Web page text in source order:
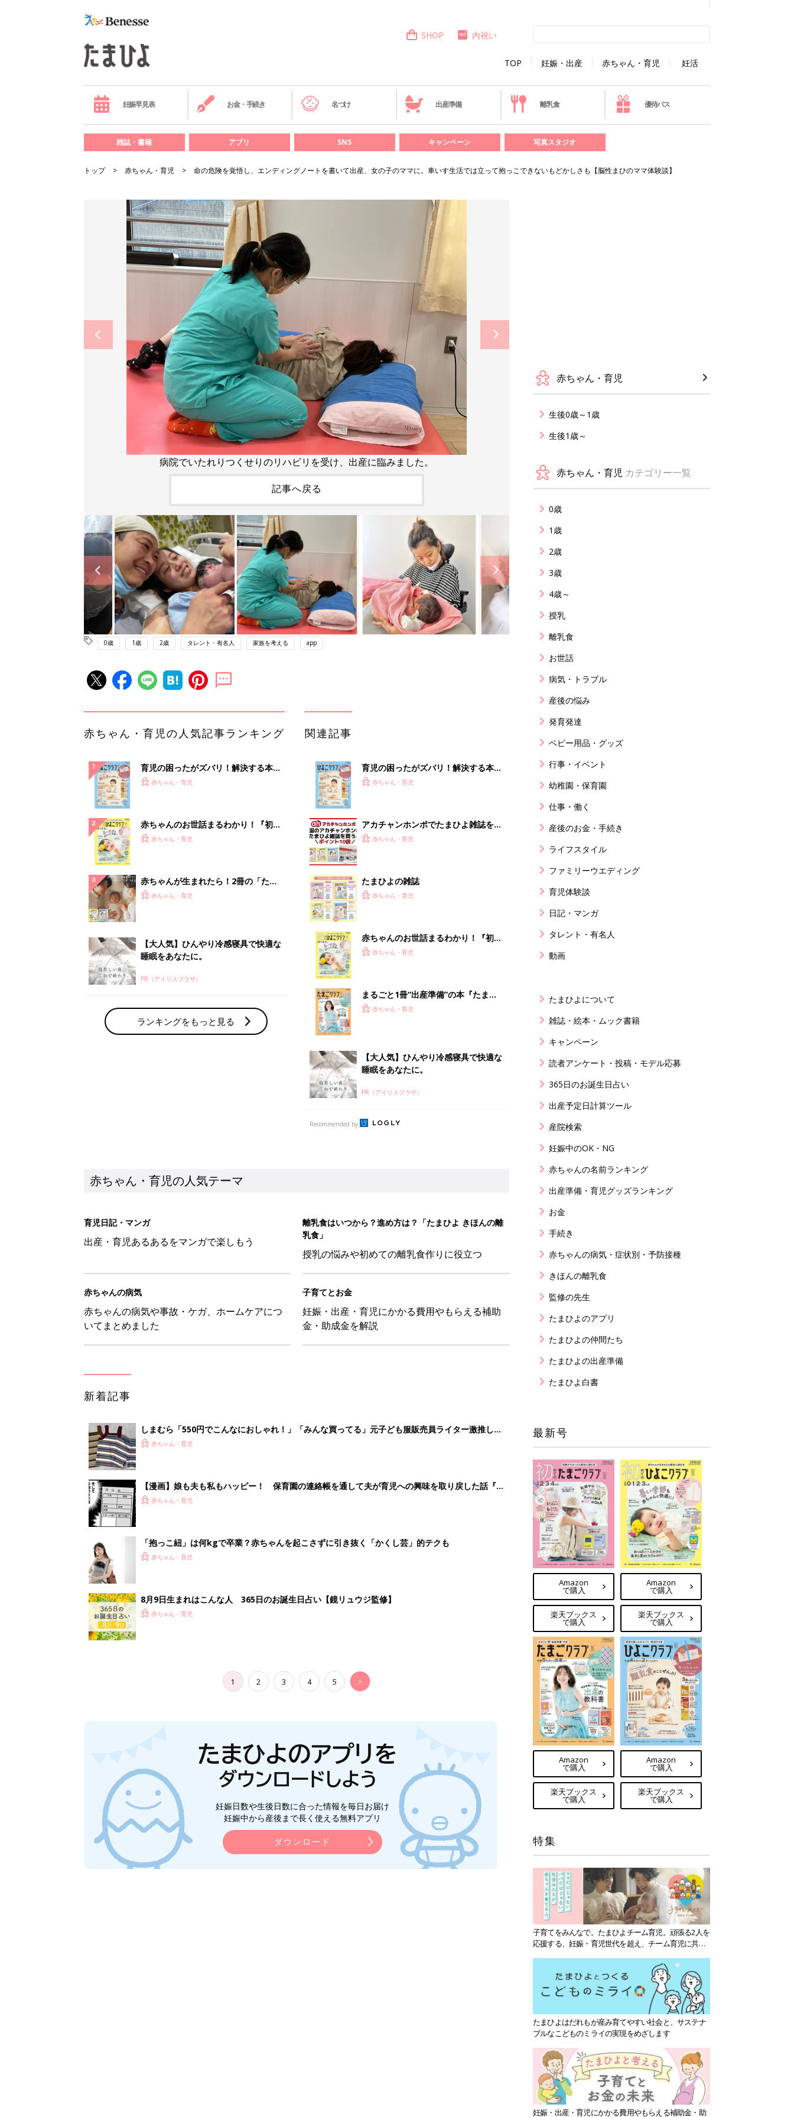
TOP 妊娠・出産 赤ちゃん・育児 妊活
SHOP 内祝い
妊娠早見表 お金・手続き 名づけ 出産準備 離乳食 優待パス
雑誌・書籍 アプリ SNS キャンペーン 写真スタジオ
トップ 赤ちゃん・育児 命の危険を覚悟し、エンディングノートを書いて出産、女の子のママに。車いす生活では立って抱っこできないもどかしさも【脳性まひのママ体験談】
病院でいたれりつくせりのリハビリを受け、出産に臨みました。
記事へ戻る
0歳 1歳 2歳 タレント・有名人 家族を考える app
赤ちゃん・育児の人気記事ランキング
育児の困ったがズバリ！解決する本
『ひよこクラブ 秋号』 4カ月～2才
赤ちゃん・育児
赤ちゃんのお世話まるわかり！『初め
てのひよこクラブ 夏号』〈巻頭大特
赤ちゃん・育児
赤ちゃんが生まれたら！2冊の「たま
ひよ」
赤ちゃん・育児
【大人気】ひんやり冷感寝具で快適な
睡眠をあなたに。
PR（アイリスプラザ）
ランキングをもっと見る
関連記事
育児の困ったがズバリ！解決する本
『ひよこクラブ 秋号』 4カ月～2才
赤ちゃん・育児
アカチャンホンポでたまひよ雑誌を買
うとポイント10倍【期間限定】
赤ちゃん・育児
たまひよの雑誌
赤ちゃん・育児
赤ちゃんのお世話まるわかり！『初め
てのひよこクラブ 夏号』〈巻頭大特
赤ちゃん・育児
まるごと1冊“出産準備”の本『たまご
クラブ 夏号』〈スペシャル大特集〉
赤ちゃん・育児
【大人気】ひんやり冷感寝具で快適な
睡眠をあなたに。
PR（アイリスプラザ）
Recommended by
赤ちゃん・育児の人気テーマ
育児日記・マンガ
出産・育児あるあるをマンガで楽しもう
離乳食はいつから？進め方は？「たまひよ きほんの離
乳食」
授乳の悩みや初めての離乳食作りに役立つ
赤ちゃんの病気
赤ちゃんの病気や事故・ケガ、ホームケアにつ
いてまとめました
子育てとお金
妊娠・出産・育児にかかる費用やもらえる補助
金・助成金を解説
新着記事
しまむら「550円でこんなにおしゃれ！」「みんな買ってる」元子ども服販売員ライター激推し★
夏のバズりトップス4選
赤ちゃん・育児
【漫画】娘も夫も私もハッピー！ 保育園の連絡帳を通して夫が育児への興味を取り戻した話『ふ
うふう子育て ＃92』
赤ちゃん・育児
「抱っこ紐」は何kgで卒業？赤ちゃんを起こさずに引き抜く「かくし芸」的テクも
赤ちゃん・育児
8月9日生まれはこんな人 365日のお誕生日占い【鏡リュウジ監修】
赤ちゃん・育児
1 2 3 4 5 >
妊娠日数や生後日数に合った情報を毎日お届け
妊娠中から産後まで長く使える無料アプリ
ダウンロード
赤ちゃん・育児
生後0歳～1歳
生後1歳～
赤ちゃん・育児 カテゴリー一覧
0歳
1歳
2歳
3歳
4歳～
授乳
離乳食
お世話
病気・トラブル
産後の悩み
発育発達
ベビー用品・グッズ
行事・イベント
幼稚園・保育園
仕事・働く
産後のお金・手続き
ライフスタイル
ファミリーウエディング
育児体験談
日記・マンガ
タレント・有名人
動画
たまひよについて
雑誌・絵本・ムック書籍
キャンペーン
読者アンケート・投稿・モデル応募
365日のお誕生日占い
出産予定日計算ツール
産院検索
妊娠中のOK・NG
赤ちゃんの名前ランキング
出産準備・育児グッズランキング
お金
手続き
赤ちゃんの病気・症状別・予防接種
きほんの離乳食
監修の先生
たまひよのアプリ
たまひよの仲間たち
たまひよの出産準備
たまひよ白書
最新号
Amazon
で購入
楽天ブックス
で購入
Amazon
で購入
楽天ブックス
で購入
Amazon
で購入
楽天ブックス
で購入
Amazon
で購入
楽天ブックス
で購入
特集
子育てをみんなで。たまひよチーム育児。頑張る2人を
応援する、妊娠・育児世代を超え、チーム育児に共感
たまひよはだれもが産み育てやすい社会と、サステナ
ブルなこどものミライの実現をめざします
妊娠・出産・育児にかかる費用やもらえる補助金・助